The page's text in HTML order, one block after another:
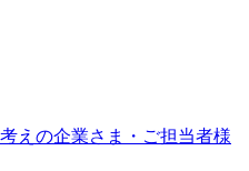
えの企業さま・ご担当者様